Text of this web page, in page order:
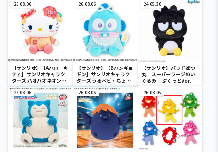
SOFVIMATES～マイメロ
ディ マーメイドver. ～
26.08.06
【サンリオ】【Aハローキ
ティ】サンリオキャラク
ターズ ハオハオネオンタ
ウンドールBIGタイプ1
26.08.06
【サンリオ】【Bハンギョ
ドン】サンリオキャラク
ターズ うるベビ・ちょい
デカドール
24.05.30
【サンリオ】バッドばつ
丸 スーパーラージぬい
ぐるみ ぷくっとVer.
26.08.06 26.08.06 26.08.05